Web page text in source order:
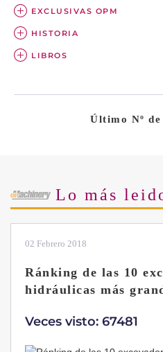
EXCLUSIVAS OPM
HISTORIA
LIBROS
Último Nº
Lo más
28 Enero 2019
Las ventajas de la
B7 Sigma-6
Veces visto: 32220